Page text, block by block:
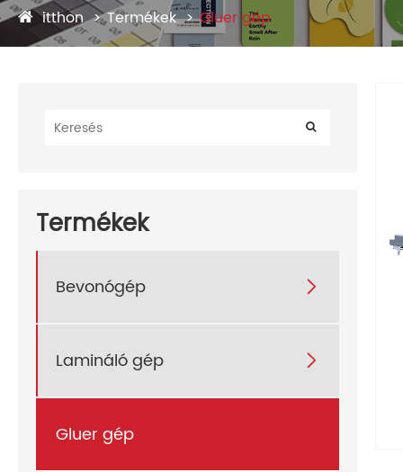
itthon Termékek Gluer gép
Termékek
Bevonógép 
Lamináló gép 
Gluer gép